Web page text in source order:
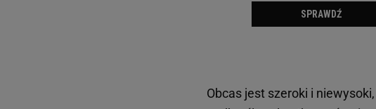
Obcas jest szeroki i